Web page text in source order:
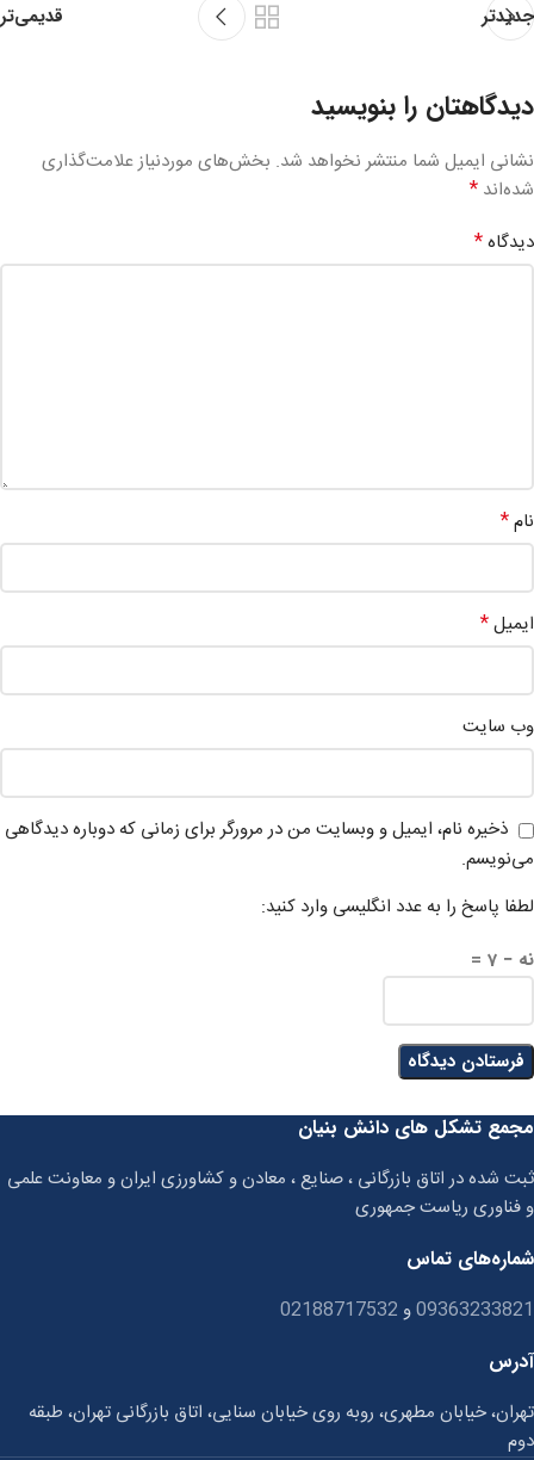
جدیدتر قدیمی‌تر
دیدگاهتان را بنویسید
نشانی ایمیل شما منتشر نخواهد شد. بخش‌های موردنیاز علامت‌گذاری
شده‌اند *
دیدگاه*
نام*
ایمیل*
وب‌ سایت
ذخیره نام، ایمیل و وبسایت من در مرورگر برای زمانی که دوباره دیدگاهی
می‌نویسم.
لطفا پاسخ را به عدد انگلیسی وارد کنید:
نه − 7 =
مجمع تشکل های دانش بنیان
ثبت شده در اتاق بازرگانی ، صنایع ، معادن و کشاورزی ایران و معاونت علمی
و فناوری ریاست جمهوری
شماره‌های تماس
09363233821و 02188717532
آدرس
تهران، خیابان مطهری، روبه روی خیابان سنایی، اتاق بازرگانی تهران، طبقه
دوم